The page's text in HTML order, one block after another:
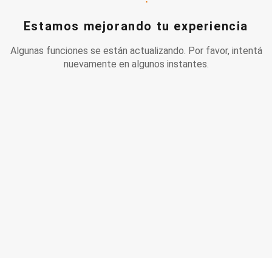
Estamos mejorando tu experiencia
Algunas funciones se están actualizando. Por favor, intentá
nuevamente en algunos instantes.